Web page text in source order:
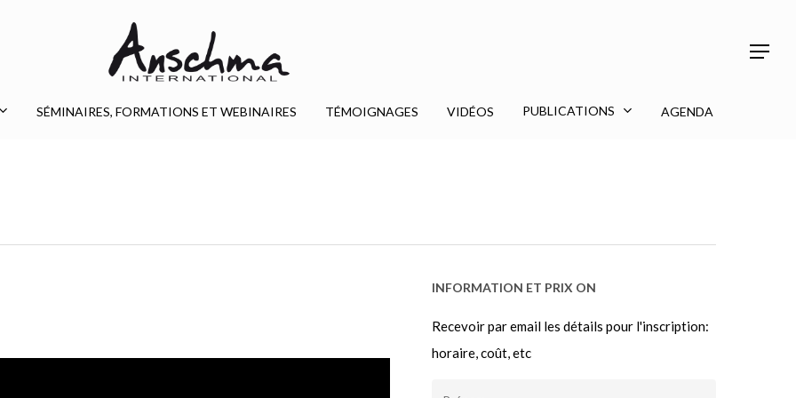
Menu
SÉMINAIRES, FORMATIONS ET WEBINAIRES TÉMOIGNAGES VIDÉOS PUBLICATIONS AGENDA
INFORMATION ET PRIX ON
Recevoir par email les détails pour l'inscription:
horaire, coût, etc